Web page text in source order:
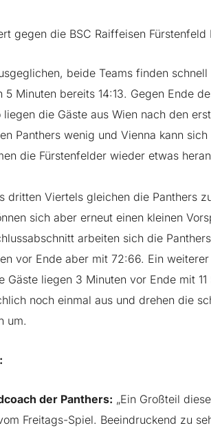
gegen die BSC Raiffeisen
beide Teams finden
5 Minuten bereits 14:13. Gegen Ende
die Gäste aus Wien nach den
Panthers wenig und Vienna kann
die Fürstenfelder wieder etwas
dritten Viertels gleichen die Panthers
sich aber erneut einen kleinen
arbeiten sich die
vor Ende aber mit 72:66. Ein
Gäste liegen 3 Minuten vor Ende mit
noch einmal aus und drehen die
um.
der Panthers: „Ein Großteil
Freitags-Spiel. Beeindruckend zu